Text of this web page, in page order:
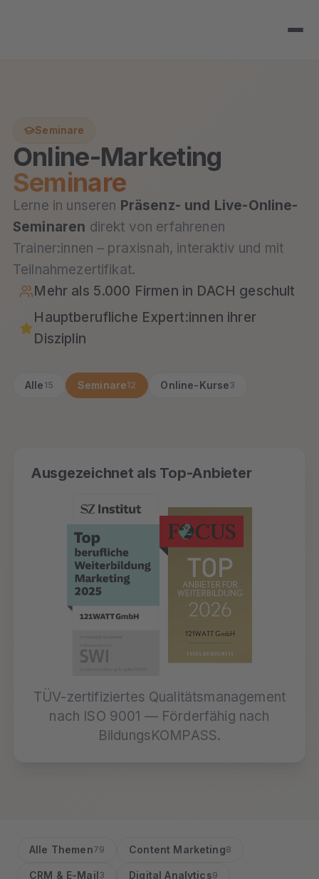
Seminare
Online-Marketing
Seminare
Lerne in unseren Präsenz- und Live-Online-
Seminaren direkt von erfahrenen
Trainer:innen – praxisnah, interaktiv und mit
Teilnahmezertifikat.
Mehr als 5.000 Firmen in DACH geschult
Hauptberufliche Expert:innen ihrer
Disziplin
Alle 15 Seminare12 Online-Kurse3
Ausgezeichnet als Top-Anbieter
TÜV-zertifiziertes Qualitätsmanagement
nach ISO 9001 — Förderfähig nach
BildungsKOMPASS.
Alle Themen79 Content Marketing8
CRM & E-Mail3 Digital Analytics9